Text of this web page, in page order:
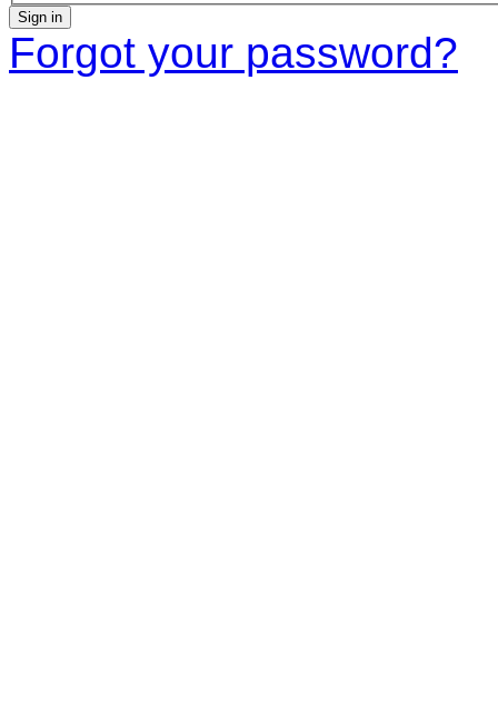
Sign in
Forgot your password?